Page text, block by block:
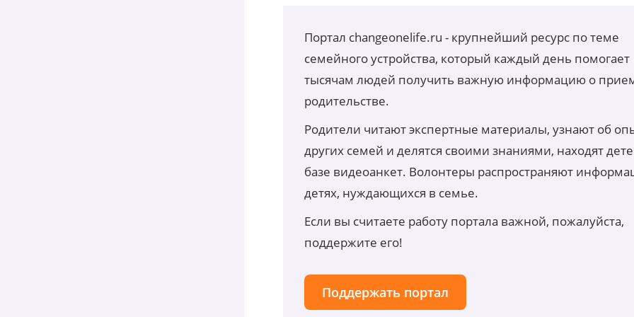
Портал changeonelife.ru - крупнейший ресурс по теме
семейного устройства, который каждый день помогает
тысячам людей получить важную информацию о
родительстве.
Родители читают экспертные материалы, узнают об
других семей и делятся своими знаниями, находят
базе видеоанкет. Волонтеры распространяют
детях, нуждающихся в семье.
Если вы считаете работу портала важной, пожалуйста,
поддержите его!
Поддержать портал